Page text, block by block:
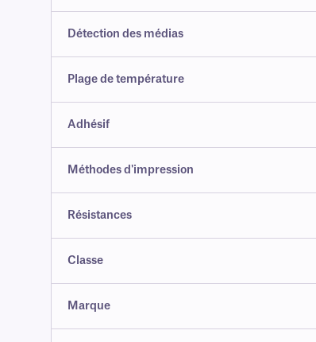
Détection des médias
Plage de température
Adhésif
Méthodes d'impression
Résistances
Classe
Marque